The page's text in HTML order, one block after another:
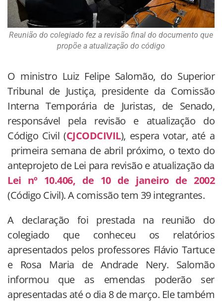
Reunião do colegiado fez a revisão final do documento que
propõe a atualização do código
O ministro Luiz Felipe Salomão, do Superior
Tribunal de Justiça, presidente da Comissão
Interna Temporária de Juristas, de Senado,
responsável pela revisão e atualização do
Código Civil (CJCODCIVIL), espera votar, até a
primeira semana de abril próximo, o texto do
anteprojeto de Lei para revisão e atualização da
Lei nº 10.406, de 10 de janeiro de 2002
(Código Civil). A comissão tem 39 integrantes.
A declaração foi prestada na reunião do
colegiado que conheceu os relatórios
apresentados pelos professores Flávio Tartuce
e Rosa Maria de Andrade Nery. Salomão
informou que as emendas poderão ser
apresentadas até o dia 8 de março. Ele também